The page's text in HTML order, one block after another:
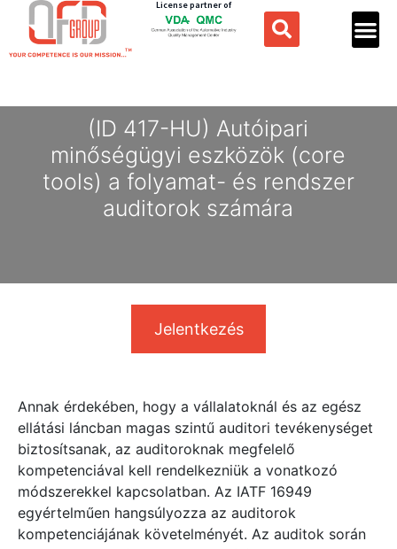
License partner of
(ID 417-HU) Autóipari
minőségügyi eszközök (core
tools) a folyamat- és rendszer
auditorok számára
Jelentkezés
Annak érdekében, hogy a vállalatoknál és az egész
ellátási láncban magas szintű auditori tevékenységet
biztosítsanak, az auditoroknak megfelelő
kompetenciával kell rendelkezniük a vonatkozó
módszerekkel kapcsolatban. Az IATF 16949
egyértelműen hangsúlyozza az auditorok
kompetenciájának követelményét. Az auditok során